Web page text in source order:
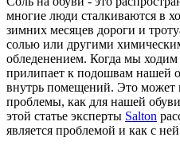
многие люди сталкиваются в
зимних месяцев дороги и
солью или другими
обледенением. Когда мы
прилипает к подошвам нашей
внутрь помещений. Это может
проблемы, как для нашей
этой статье эксперты Salton
является проблемой и как с